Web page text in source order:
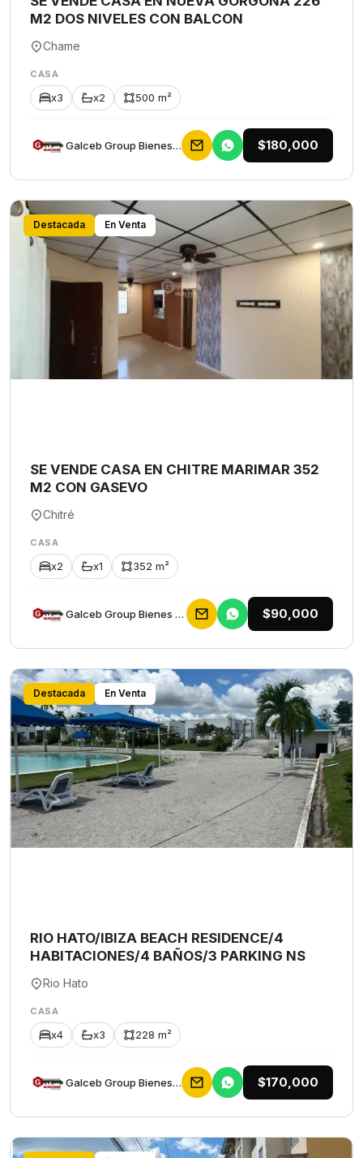
M2 DOS NIVELES CON BALCON
Chame
CASA
x3 x2 500 m²
Galceb Group Bienes Raices $180,000
Destacada En Venta
SE VENDE CASA EN CHITRE MARIMAR 352
M2 CON GASEVO
Chitré
CASA
x2 x1 352 m²
Galceb Group Bienes Raices $90,000
Destacada En Venta
RIO HATO/IBIZA BEACH RESIDENCE/4
HABITACIONES/4 BAÑOS/3 PARKING NS
Rio Hato
CASA
x4 x3 228 m²
Galceb Group Bienes Raices $170,000